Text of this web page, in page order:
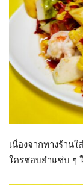
เนื่องจากทางร้าน
ใครชอบยำแซ่บ ๆ